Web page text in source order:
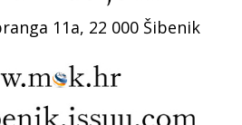
11a, 22 000 Šibenik